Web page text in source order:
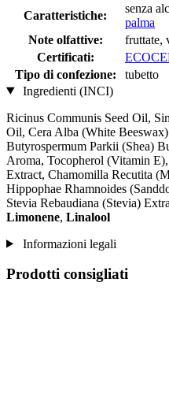
Caratteristiche:
senza
palma
Note olfattive:
fruttate,
Certificati:
Tipo di confezione:
tubetto
Ingredienti (INCI)
Ricinus Communis Seed Oil,
Oil, Cera Alba (White
Butyrospermum Parkii (Shea)
Aroma, Tocopherol (Vitamin
Extract, Chamomilla Recutita
Hippophae Rhamnoides
Stevia Rebaudiana (Stevia)
Limonene, Linalool
Informazioni legali
Prodotti consigliati